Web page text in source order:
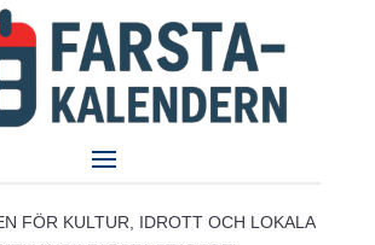
FÖR KULTUR, IDROTT OCH LOKALA